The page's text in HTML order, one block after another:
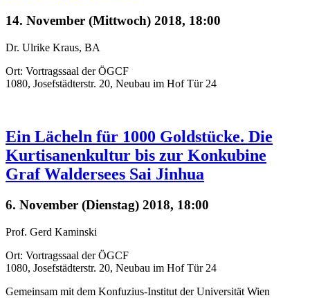
14. November (Mittwoch) 2018, 18:00
Dr. Ulrike Kraus, BA
Ort: Vortragssaal der ÖGCF
1080, Josefstädterstr. 20, Neubau im Hof Tür 24
Ein Lächeln für 1000 Goldstücke. Die
Kurtisanenkultur bis zur Konkubine
Graf Waldersees Sai Jinhua
6. November (Dienstag) 2018, 18:00
Prof. Gerd Kaminski
Ort: Vortragssaal der ÖGCF
1080, Josefstädterstr. 20, Neubau im Hof Tür 24
Gemeinsam mit dem Konfuzius-Institut der Universität Wien